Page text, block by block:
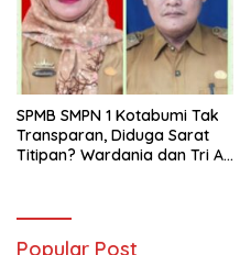
SPMB SMPN 1 Kotabumi Tak
Transparan, Diduga Sarat
Titipan? Wardania dan Tri Aji
Popular Post